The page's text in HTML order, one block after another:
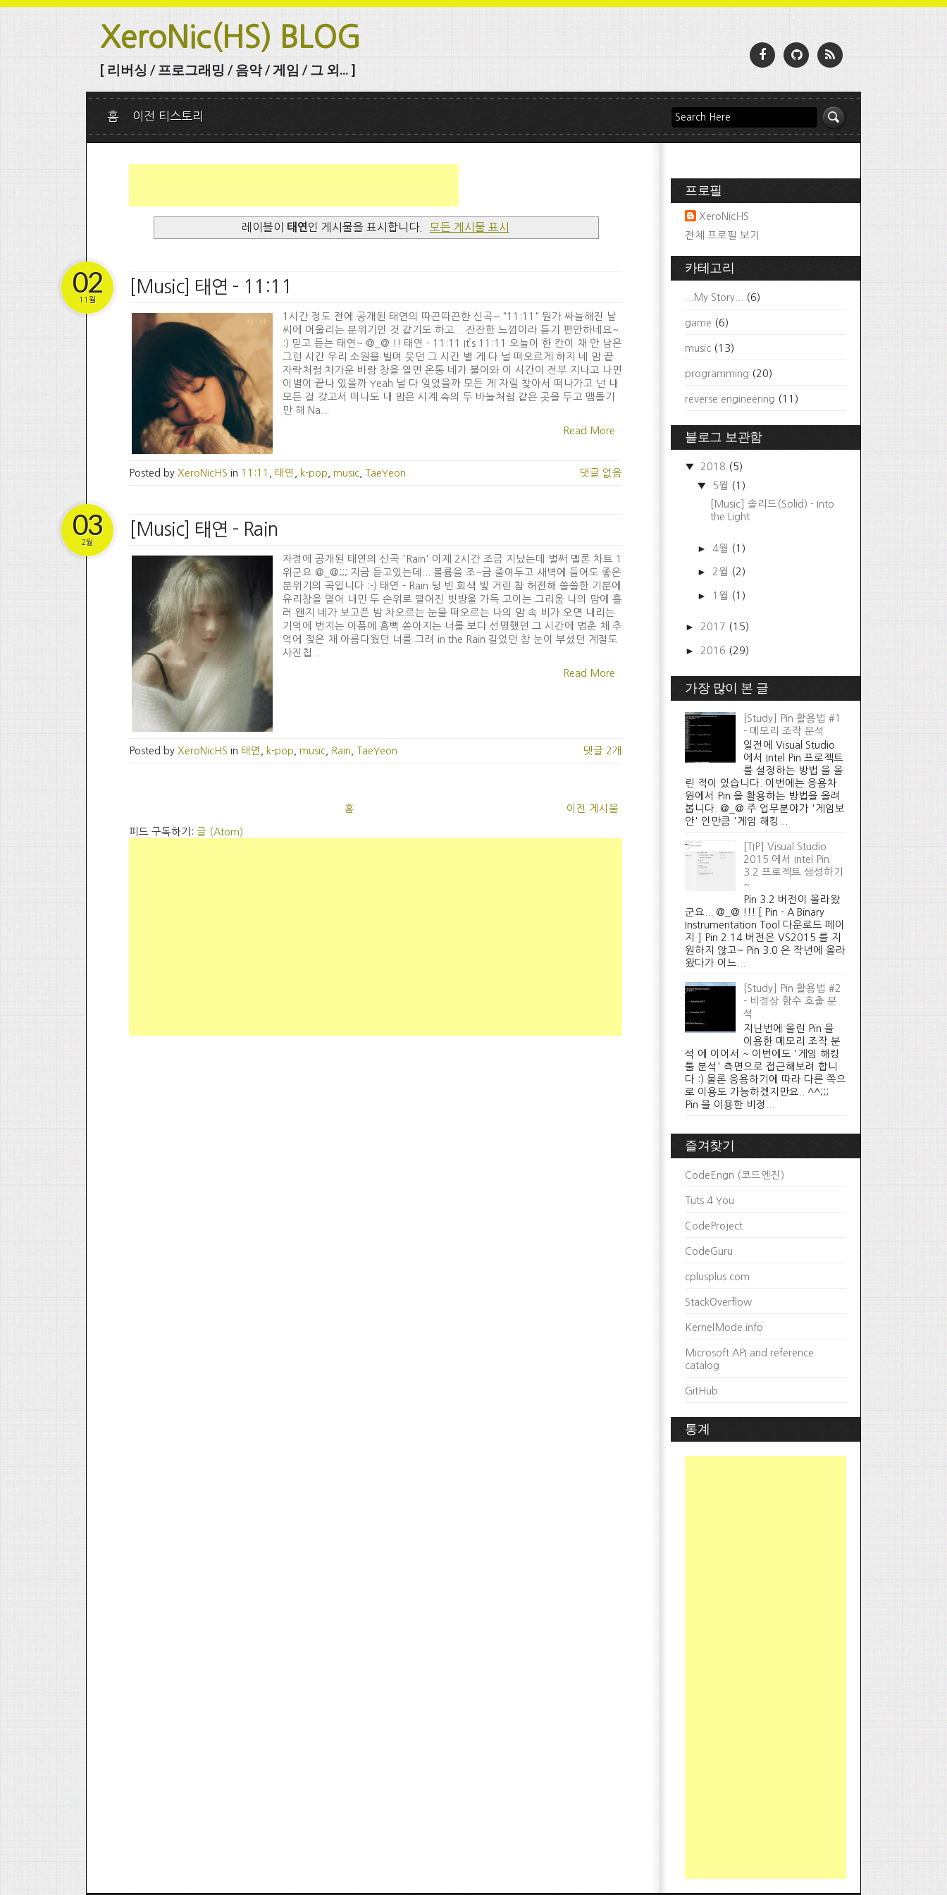
XeroNic(HS) BLOG
[ 리버싱 / 프로그래밍 / 음악 / 게임 / 그 외... ]
홈 이전 티스토리
레이블이 태연인 게시물을 표시합니다. 모든 게시물 표시
[Music] 태연 - 11:11
02
11월
1시간 정도 전에 공개된 태연의 따끈따끈한 신곡~ "11:11" 뭔가 싸늘해진 날
씨에 어울리는 분위기인 것 같기도 하고... 잔잔한 느낌이라 듣기 편안하네요~
:) 믿고 듣는 태연~ @_@ !! 태연 - 11:11 It’s 11:11 오늘이 한 칸이 채 안 남은
그런 시간 우리 소원을 빌며 웃던 그 시간 별 게 다 널 떠오르게 하지 네 맘 끝
자락처럼 차가운 바람 창을 열면 온통 네가 불어와 이 시간이 전부 지나고 나면
이별이 끝나 있을까 Yeah 널 다 잊었을까 모든 게 자릴 찾아서 떠나가고 넌 내
모든 걸 갖고서 떠나도 내 맘은 시계 속의 두 바늘처럼 같은 곳을 두고 맴돌기
만 해 Na...
Read More
Posted by XeroNicHS in 11:11 태연 k-pop music TaeYeon 댓글 없음
[Music] 태연 - Rain
03
2월
자정에 공개된 태연의 신곡 'Rain' 이제 2시간 조금 지났는데 벌써 멜론 차트 1
위군요 @_@;;; 지금 듣고있는데... 볼륨을 조~금 줄여두고 새벽에 들어도 좋은
분위기의 곡입니다 :-) 태연 - Rain 텅 빈 회색 빛 거린 참 허전해 쓸쓸한 기분에
유리창을 열어 내민 두 손위로 떨어진 빗방울 가득 고이는 그리움 나의 맘에 흘
러 왠지 네가 보고픈 밤 차오르는 눈물 떠오르는 나의 맘 속 비가 오면 내리는
기억에 번지는 아픔에 흠뻑 쏟아지는 너를 보다 선명했던 그 시간에 멈춘 채 추
억에 젖은 채 아름다웠던 너를 그려 in the Rain 길었던 참 눈이 부셨던 계절도
사진첩...
Read More
Posted by XeroNicHS in 태연 k-pop music Rain TaeYeon 댓글 2개
이전 게시물
홈
피드 구독하기: 글 (Atom)
프로필
XeroNicHS
전체 프로필 보기
카테고리
...My Story... (6)
game (6)
music (13)
programming (20)
reverse engineering (11)
블로그 보관함
▼ 2018 (5)
▼
5월 (1)
[Music] 솔리드(Solid) - Into
the Light
►4월 (1)
► 2월 (2)
► 1월 (1)
► 2017 (15)
► 2016 (29)
가장 많이 본 글
[Study] Pin 활용법 #1
- 메모리 조작 분석
일전에 Visual Studio
에서 Intel Pin 프로젝트
를 설정하는 방법 을 올
린 적이 있습니다. 이번에는 응용차
원에서 Pin 을 활용하는 방법을 올려
봅니다. @_@ 주 업무분야가 '게임보
안' 인만큼 '게임 해킹...
[TIP] Visual Studio
2015 에서 Intel Pin
3.2 프로젝트 생성하기
~
Pin 3.2 버전이 올라왔
군요... @_@ !!! [ Pin - A Binary
Instrumentation Tool 다운로드 페이
지 ] Pin 2.14 버전은 VS2015 를 지
원하지 않고~ Pin 3.0 은 작년에 올라
왔다가 어느...
[Study] Pin 활용법 #2
- 비정상 함수 호출 분
석
지난번에 올린 Pin 을
이용한 메모리 조작 분
석 에 이어서 ~ 이번에도 '게임 해킹
툴 분석' 측면으로 접근해보려 합니
다 :) 물론 응용하기에 따라 다른 쪽으
로 이용도 가능하겠지만요.. ^^;;;
Pin 을 이용한 비정...
즐겨찾기
CodeEngn (코드엔진)
Tuts 4 You
CodeProject
CodeGuru
cplusplus.com
StackOverflow
KernelMode.info
Microsoft API and reference
catalog
GitHub
통계